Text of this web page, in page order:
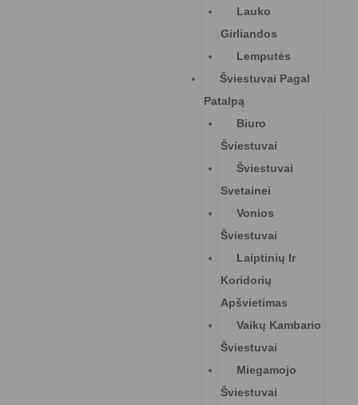
Lauko
Girliandos
Lemputės
Šviestuvai Pagal
Patalpą
Biuro
Šviestuvai
Šviestuvai
Svetainei
Vonios
Šviestuvai
Laiptinių Ir
Koridorių
Apšvietimas
Vaikų Kambario
Šviestuvai
Miegamojo
Šviestuvai